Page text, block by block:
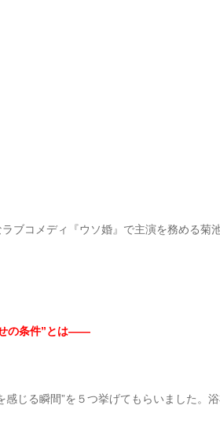
ブコメディ『ウソ婚』で主演を務める菊
の条件”とは――
じる瞬間”を５つ挙げてもらいました。